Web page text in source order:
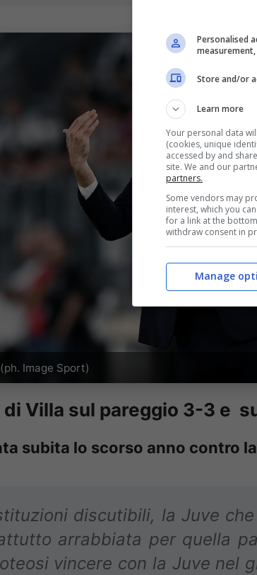
Image Sport)
di Villa sul pareggio 3-3 e
subita lo scorso anno contro
discutibili, la Juve
arrabbiata per quella
vincere con la Juve nel
Personalised
Store and/or
Learn more
Your personal data
(cookies, unique
accessed by and
site. We and our
partners.
Some vendors may
interest, which you
for a link at the
withdraw consent in
Manage